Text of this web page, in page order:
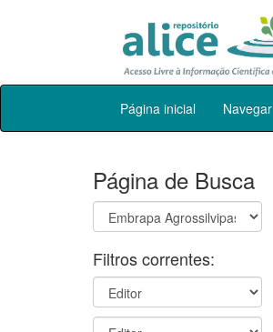
Skip
Página inicial Navegar
Página de Busca
Filtros correntes: